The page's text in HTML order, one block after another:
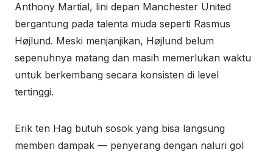
Anthony Martial, lini depan Manchester United
bergantung pada talenta muda seperti Rasmus
Højlund. Meski menjanjikan, Højlund belum
sepenuhnya matang dan masih memerlukan waktu
untuk berkembang secara konsisten di level
tertinggi.
Erik ten Hag butuh sosok yang bisa langsung
memberi dampak — penyerang dengan naluri gol